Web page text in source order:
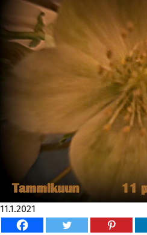
11.1.2021